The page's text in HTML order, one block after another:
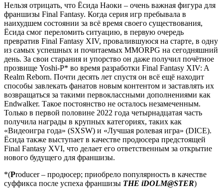
Нельзя отрицать, что Ёсида Наоки – очень важная фигура для
франшизы Final Fantasy. Когда серия игр пребывала в
наихудшем состоянии за всё время своего существования,
Ёсида смог переломить ситуацию, в первую очередь
превратив Final Fantasy XIV, провалившуюся на старте, в одну
из самых успешных и почитаемых MMORPG на сегодняшний
день. За свои старания и упорство он даже получил почётное
прозвище Yoshi-P* во время разработки Final Fantasy XIV: A
Realm Reborn. Почти десять лет спустя он всё ещё находит
способы завлекать фанатов новым контентом и заставлять их
возвращаться за такими первоклассными дополнениями как
Endwalker. Такое постоянство не осталось незамеченным.
Только в первой половине 2022 года четырнадцатая часть
получила награды в крупных категориях, таких как
«Видеоигра года» (SXSW) и «Лучшая ролевая игра» (DICE).
Ёсида также выступает в качестве продюсера предстоящей
Final Fantasy XVI, что делает его ответственным за открытие
нового будущего для франшизы.
*(Producer – продюсер; приобрело популярность в качестве
суффикса после успеха франшизы THE iDOLM@STER)